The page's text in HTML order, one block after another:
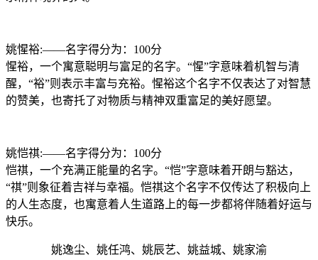
姚惺裕:——名字得分为：100分
惺裕，一个寓意聪明与富足的名字。“惺”字意味着机智与清
醒，“裕”则表示丰富与充裕。惺裕这个名字不仅表达了对智慧
的赞美，也寄托了对物质与精神双重富足的美好愿望。
姚恺祺:——名字得分为：100分
恺祺，一个充满正能量的名字。“恺”字意味着开朗与豁达，
“祺”则象征着吉祥与幸福。恺祺这个名字不仅传达了积极向上
的人生态度，也寓意着人生道路上的每一步都将伴随着好运与
快乐。
姚逸尘、姚任鸿、姚辰艺、姚益城、姚家渝